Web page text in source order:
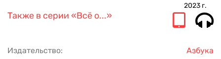
2023 г.
Также в серии «Всё о...»
Издательство: Азбука